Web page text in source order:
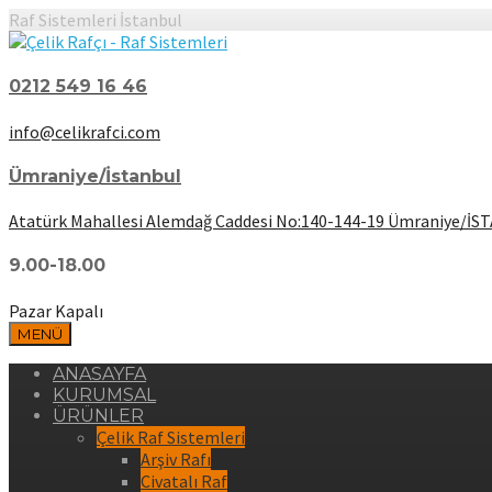
Raf Sistemleri İstanbul
0212 549 16 46
info@celikrafci.com
Ümraniye/İstanbul
Atatürk Mahallesi Alemdağ Caddesi No:140-144-19 Ümraniye/
9.00-18.00
Pazar Kapalı
MENÜ
ANASAYFA
KURUMSAL
ÜRÜNLER
Çelik Raf Sistemleri
Arşiv Rafı
Civatalı Raf